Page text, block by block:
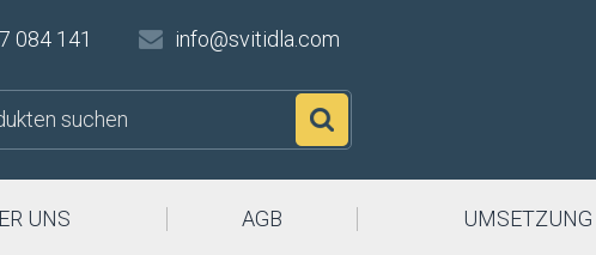
084 141 info@svitidla.com
UNS AGB UMSETZUNG